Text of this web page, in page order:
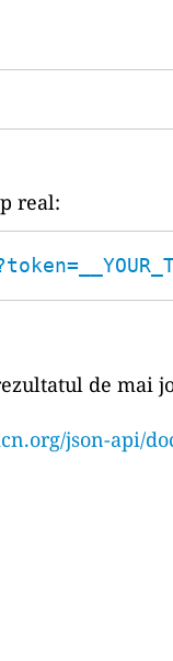
real:
de mai
json-api/